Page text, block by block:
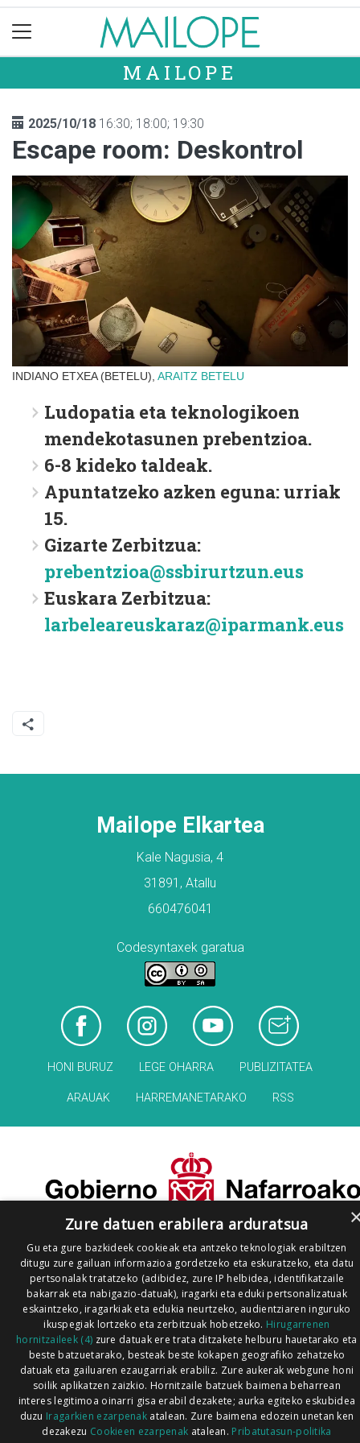
MAILOPE
2025/10/18 16:30; 18:00; 19:30
Escape room: Deskontrol
INDIANO ETXEA (BETELU), ARAITZ BETELU
Ludopatia eta teknologikoen
mendekotasunen prebentzioa.
6-8 kideko taldeak.
Apuntatzeko azken eguna: urriak
15.
Gizarte Zerbitzua:
prebentzioa@ssbirurtzun.eus
Euskara Zerbitzua:
larbeleareuskaraz@iparmank.eus
Mailope Elkartea
Kale Nagusia, 4
31891, Atallu
660476041
Codesyntaxek garatua
HONI BURUZ LEGE OHARRA PUBLIZITATEA
ARAUAK HARREMANETARAKO RSS
Zure datuen erabilera arduratsua
Gu eta gure bazkideek cookieak eta antzeko teknologiak erabiltzen
ditugu zure gailuan informazioa gordetzeko eta eskuratzeko, eta datu
pertsonalak tratatzeko (adibidez, zure IP helbidea, identifikatzaile
bakarrak eta nabigazio-datuak), iragarki eta eduki pertsonalizatuak
eskaintzeko, iragarkiak eta edukia neurtzeko, audientziaren inguruko
ikuspegiak lortzeko eta zerbitzuak hobetzeko. Hirugarrenen
hornitzaileek (4) zure datuak ere trata ditzakete helburu hauetarako eta
beste batzuetarako, besteak beste kokapen geografiko zehatzeko
datuak eta gailuaren ezaugarriak erabiliz. Zure aukerak webgune honi
soilik aplikatzen zaizkio. Hornitzaile batzuek baimena beharrean
interes legitimoa oinarri gisa erabil dezakete; aurka egiteko eskubidea
duzu Iragarkien ezarpenak atalean. Zure baimena edozein unetan ken
dezakezu Cookieen ezarpenak atalean. Pribatutasun-politika